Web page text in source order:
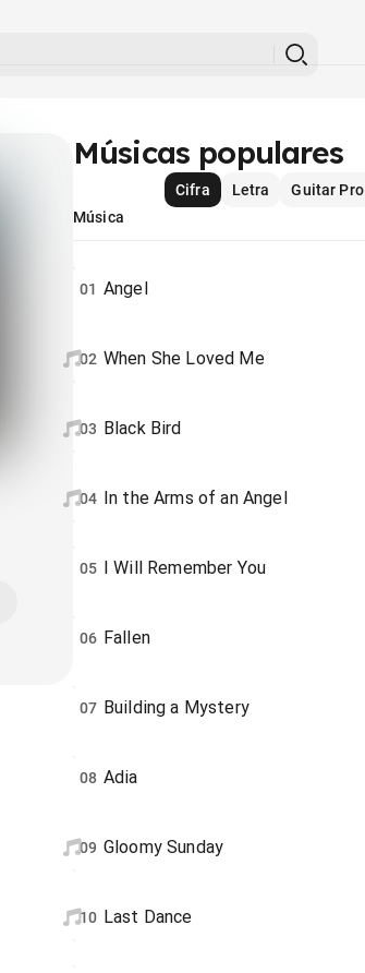
Músicas populares
Cifra Letra Guitar Pro
Música
01 Angel
02 When She Loved Me
03 Black Bird
04 In the Arms of an Angel
05 I Will Remember You
06 Fallen
07 Building a Mystery
08 Adia
09 Gloomy Sunday
10 Last Dance